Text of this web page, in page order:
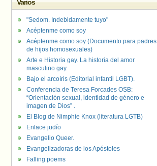
Varios
"Sedom. Indebidamente tuyo"
Acéptenme como soy
Acéptenme como soy (Documento para padres
de hijos homosexuales)
Arte e Historia gay. La historia del amor
masculino gay.
Bajo el arcoíris (Editorial infantil LGBT).
Conferencia de Teresa Forcades OSB:
“Orientación sexual, identidad de género e
imagen de Dios” .
El Blog de Nimphie Knox (literatura LGTB)
Enlace judío
Evangelio Queer.
Evangelizadoras de los Apóstoles
Falling poems